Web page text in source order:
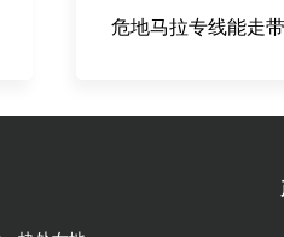
危地马拉专线能走